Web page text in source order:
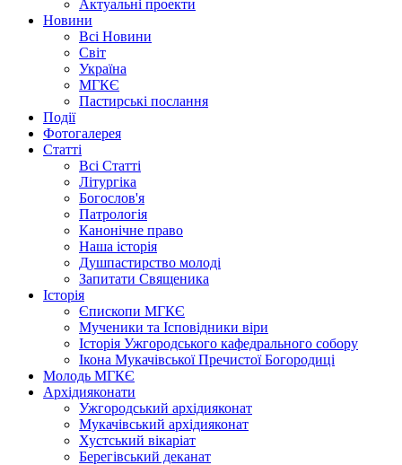
Актуальні проекти
Новини
Всі Новини
Світ
Україна
МГКЄ
Пастирські послання
Події
Фотогалерея
Статті
Всі Статті
Літургіка
Богослов'я
Патрологія
Канонічне право
Наша історія
Душпастирство молоді
Запитати Священика
Історія
Єпископи МГКЄ
Мученики та Ісповідники віри
Історія Ужгородського кафедрального собору
Ікона Мукачівської Пречистої Богородиці
Молодь МГКЄ
Архідияконати
Ужгородський архідияконат
Мукачівський архідияконат
Хустський вікаріат
Берегівський деканат